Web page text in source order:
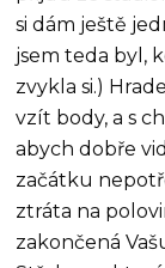
si dám ještě
jsem teda byl,
zvykla si.)
vzít body, a s
abych dobře
začátku
ztráta na
zakončená